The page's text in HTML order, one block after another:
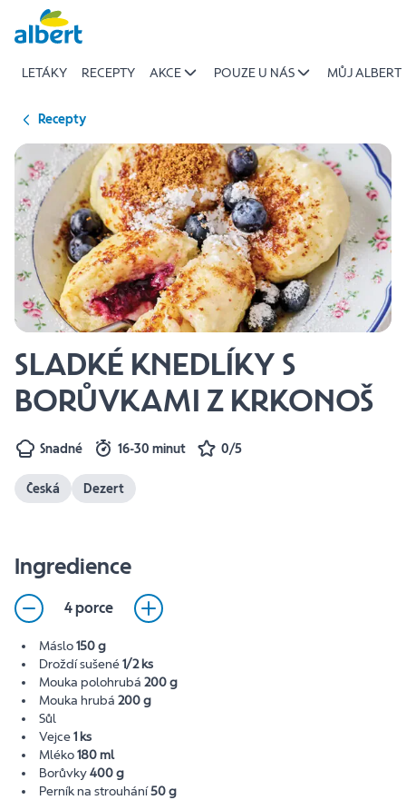
Přeskočit
LETÁKY RECEPTY AKCE POUZE U NÁS MŮJ ALBERT
Recepty
SLADKÉ KNEDLÍKY S
BORŮVKAMI Z KRKONOŠ
Snadné 16-30 minut 0/5
Česká Dezert
Ingredience
4 porce
Máslo150 g
Droždí sušené1/2 ks
Mouka polohrubá 200 g
Mouka hrubá 200 g
Sůl
Vejce1 ks
Mléko180 ml
Borůvky400 g
Perník na strouhání50 g